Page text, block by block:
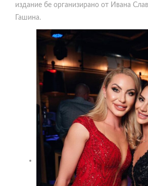
издание бе организирано от Ивана
Гашина.